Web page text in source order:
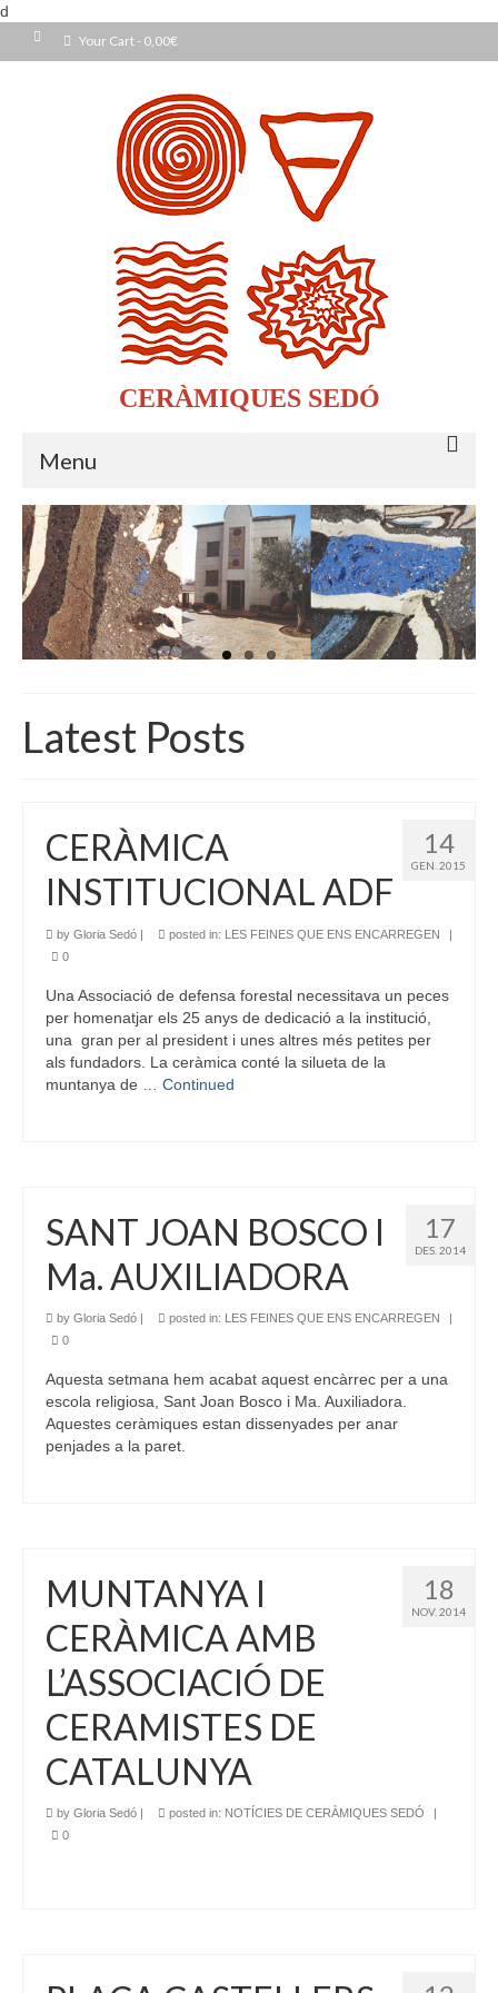
d
Your Cart - 0,00€
CERÀMIQUES SEDÓ
Menu
INICI
QUI SOM
GALERIA D’IMATGES
ACTUALITAT
CONTACTE
Latest Posts
14
GEN. 2015
CERÀMICA
INSTITUCIONAL ADF
by Gloria Sedó | posted in: LES FEINES QUE ENS ENCARREGEN
|
0
Una Associació de defensa forestal necessitava un peces
per homenatjar els 25 anys de dedicació a la institució,
una gran per al president i unes altres més petites per
als fundadors. La ceràmica conté la silueta de la
muntanya de … Continued
17
DES. 2014
SANT JOAN BOSCO I
Ma. AUXILIADORA
by Gloria Sedó | posted in: LES FEINES QUE ENS ENCARREGEN
|
0
Aquesta setmana hem acabat aquest encàrrec per a una
escola religiosa, Sant Joan Bosco i Ma. Auxiliadora.
Aquestes ceràmiques estan dissenyades per anar
penjades a la paret.
18
NOV. 2014
MUNTANYA I
CERÀMICA AMB
L’ASSOCIACIÓ DE
CERAMISTES DE
CATALUNYA
by Gloria Sedó posted in: NOTÍCIES DE CERÀMIQUES SEDÓ
0